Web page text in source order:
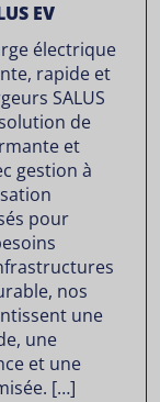
EV
électrique
rapide et
SALUS
de
et
gestion à
pour
nos
une
une
et une
[…]